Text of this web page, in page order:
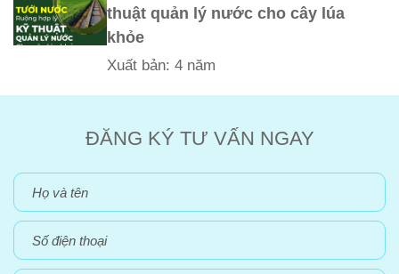
thuật quản lý nước cho cây lúa
khỏe
Xuất bản: 4 năm
ĐĂNG KÝ TƯ VẤN NGAY